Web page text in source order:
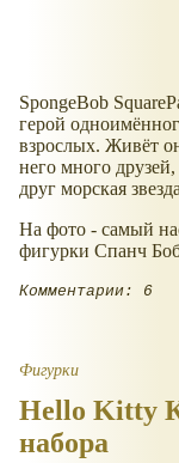
SpongeBob
герой
взрослых. Живёт
него много
друг морская
На фото - самый
фигурки Спанч
Комментарии: 6
Фигурки
Hello Kitty
набора